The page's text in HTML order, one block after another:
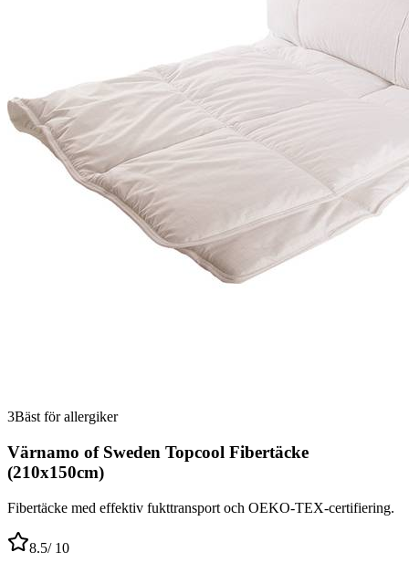
3Bäst för allergiker
Värnamo of Sweden Topcool Fibertäcke
(210x150cm)
Fibertäcke med effektiv fukttransport och OEKO-TEX-certifiering.
8.5/ 10